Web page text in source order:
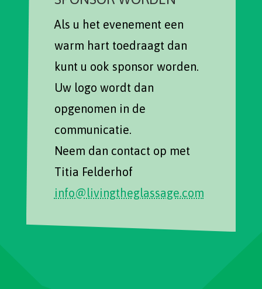
Als u het evenement een
warm hart toedraagt dan
kunt u ook sponsor worden.
Uw logo wordt dan
opgenomen in de
communicatie.
Neem dan contact op met
Titia Felderhof
info@livingtheglassage.com